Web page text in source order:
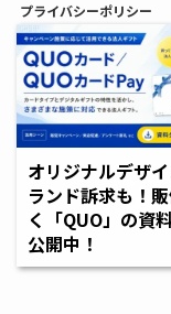
プライバシーポリシー
利用者情報の外部送信に
Copyright
オリジナルデザ
ランド訴求も！
く「QUO」の資
公開中！